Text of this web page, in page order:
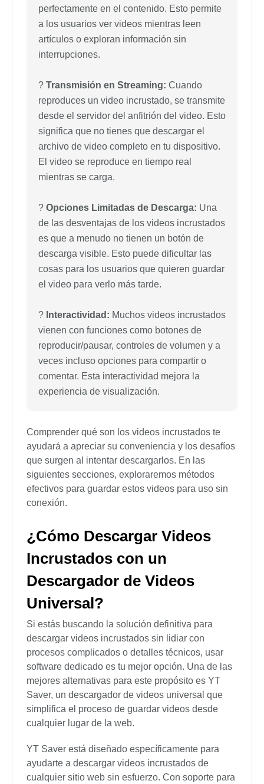
perfectamente en el contenido. Esto permite
a los usuarios ver videos mientras leen
artículos o exploran información sin
interrupciones.
? Transmisión en Streaming: Cuando
reproduces un video incrustado, se transmite
desde el servidor del anfitrión del video. Esto
significa que no tienes que descargar el
archivo de video completo en tu dispositivo.
El video se reproduce en tiempo real
mientras se carga.
? Opciones Limitadas de Descarga: Una
de las desventajas de los videos incrustados
es que a menudo no tienen un botón de
descarga visible. Esto puede dificultar las
cosas para los usuarios que quieren guardar
el video para verlo más tarde.
? Interactividad: Muchos videos incrustados
vienen con funciones como botones de
reproducir/pausar, controles de volumen y a
veces incluso opciones para compartir o
comentar. Esta interactividad mejora la
experiencia de visualización.
Comprender qué son los videos incrustados te
ayudará a apreciar su conveniencia y los desafíos
que surgen al intentar descargarlos. En las
siguientes secciones, exploraremos métodos
efectivos para guardar estos videos para uso sin
conexión.
¿Cómo Descargar Videos
Incrustados con un
Descargador de Videos
Universal?
Si estás buscando la solución definitiva para
descargar videos incrustados sin lidiar con
procesos complicados o detalles técnicos, usar
software dedicado es tu mejor opción. Una de las
mejores alternativas para este propósito es YT
Saver, un descargador de videos universal que
simplifica el proceso de guardar videos desde
cualquier lugar de la web.
YT Saver está diseñado específicamente para
ayudarte a descargar videos incrustados de
cualquier sitio web sin esfuerzo. Con soporte para